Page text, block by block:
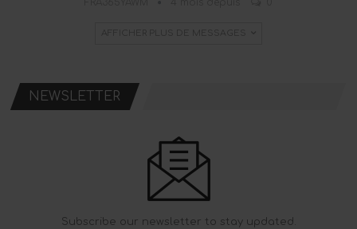
AFFICHER PLUS DE MESSAGES
NEWSLETTER
Subscribe our newsletter to stay updated.